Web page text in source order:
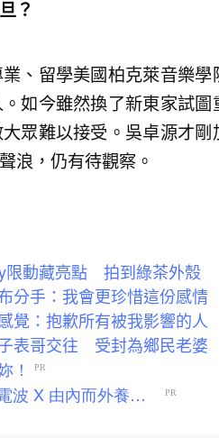
？
、留學美國柏克萊音樂
如今雖然換了新東家試圖
眾難以接受。吳卓源才
浪，仍有待觀察。
限動藏亮點 拍到綠茶外殼
分手：我會更珍惜這份感情
覺：抱歉所有被我影響的人
表哥交往 受封為鄉民老婆